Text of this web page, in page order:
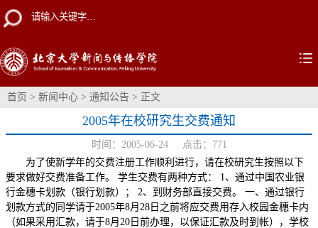
首页 > 新闻中心 > 通知公告 > 正文
2005年在校研究生交费通知
时间：2005-06-24 点击： 771
为了使新学年的交费注册工作顺利进行，请在校研究生按照以下
要求做好交费准备工作。 学生交费有两种方式： 1、通过中国农业银
行金穗卡划款（银行划款）； 2、到财务部直接交费。 一、通过银行
划款方式的同学请于2005年8月28日之前将应交费用存入校园金穗卡内
（如果采用汇款，请于8月20日前办理，以保证汇款及时到帐），学校